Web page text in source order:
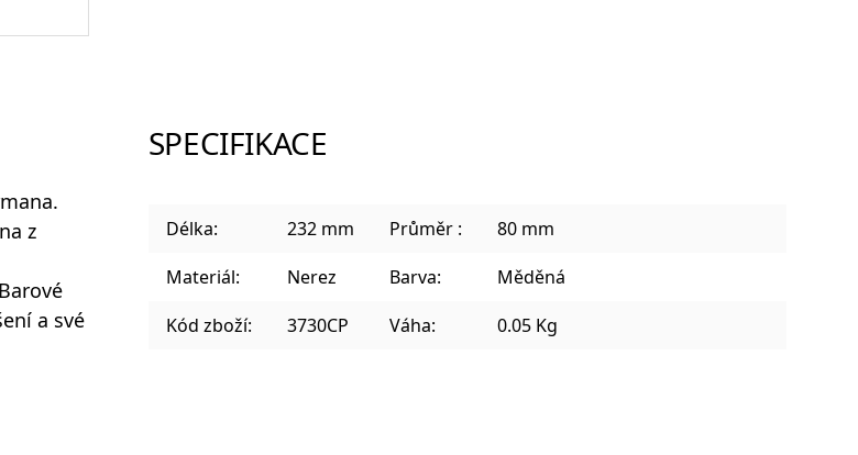
Designové sklenice na koktejly
z
a své
SPECIFIKACE
Délka: 232 mm Průměr :
80 mm
Materiál:
Nerez Barva:
Měděná
Kód zboží:
3730CP Váha: 0.05 Kg